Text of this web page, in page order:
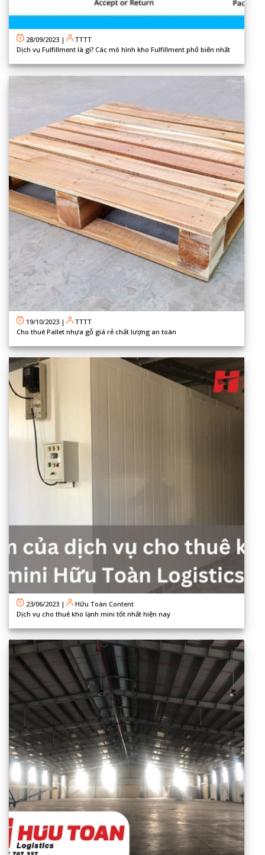
28/09/2023 |
TTTT
Dịch vụ Fulfillment là gì? Các mô hình kho Fulfillment phổ biến nhất
19/10/2023 |
TTTT
Cho thuê Pallet nhựa gỗ giá rẻ chất lượng an toàn
23/06/2023 |
Hữu Toàn Content
Dịch vụ cho thuê kho lạnh mini tốt nhất hiện nay